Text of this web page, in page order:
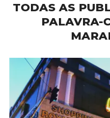
TODAS AS
PALAVRA-